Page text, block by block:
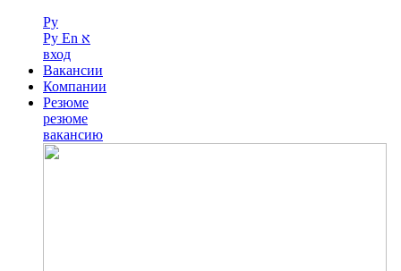
Ру
Ру En א
вход
Вакансии
Компании
Резюме
резюме
вакансию